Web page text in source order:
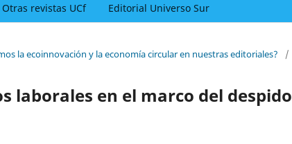
Otras revistas UCf Editorial Universo Sur
la ecoinnovación y la economía circular en nuestras editoriales? /
laborales en el marco del despido